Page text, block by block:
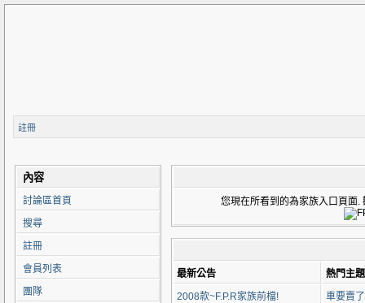
註冊
內容
討論區首頁
搜尋
註冊
會員列表
團隊
您現在所看到的為家族入口頁面
最新公告
熱門主題
2008款~F.P.R家族前檔!
車要賣